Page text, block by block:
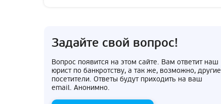
Задайте свой вопрос!
Вопрос появится на этом сайте. Вам ответит наш
юрист по банкротству, а так же, возможно, другие
посетители. Ответы будут приходить на ваш
email. Анонимно.